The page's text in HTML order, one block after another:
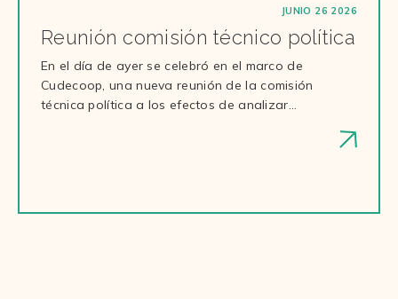
JUNIO 26 2026
Reunión comisión técnico política
En el día de ayer se celebró en el marco de
Cudecoop, una nueva reunión de la comisión
técnica política a los efectos de analizar…